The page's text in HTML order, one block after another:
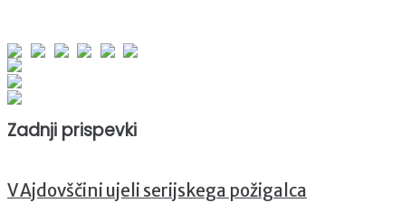
Zadnji prispevki
V Ajdovščini ujeli serijskega požigalca